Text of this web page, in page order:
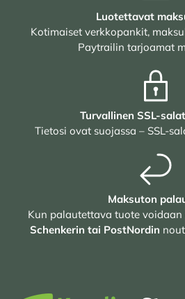
Luotettavat
Kotimaiset verkkopankit,
Paytrailin tarjoamat
Turvallinen SSL-
Tietosi ovat suojassa – SSL-
Maksuton
Kun palautettava tuote
Schenkerin tai PostNordin